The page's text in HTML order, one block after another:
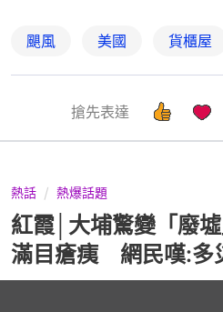
颶風 美國 貨櫃屋
搶先表達
熱話 熱爆話題
紅霞│大埔驚變「廢
滿目瘡痍 網民嘆:多